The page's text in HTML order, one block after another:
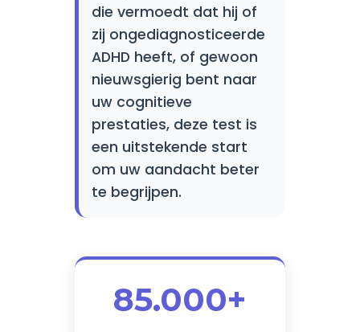
die vermoedt dat hij of
zij ongediagnosticeerde
ADHD heeft, of gewoon
nieuwsgierig bent naar
uw cognitieve
prestaties, deze test is
een uitstekende start
om uw aandacht beter
te begrijpen.
85.000+